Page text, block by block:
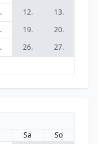
12.
13.
19.
20.
26.
27.
Sa
So